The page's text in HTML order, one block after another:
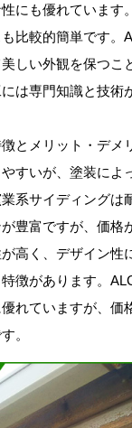
にも優れています
比較的簡単です。
しい外観を保つこ
は専門知識と技術
とメリット・デメ
すいが、塗装によ
系サイディングは
豊富ですが、価格
高く、デザイン性
徴があります。
れていますが、価
。